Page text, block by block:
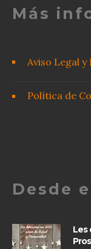
Más
Aviso Legal
Política de
Desde
Les